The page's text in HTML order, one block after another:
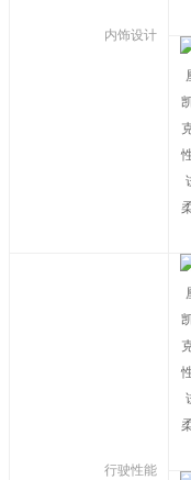
内饰设计
行驶性能